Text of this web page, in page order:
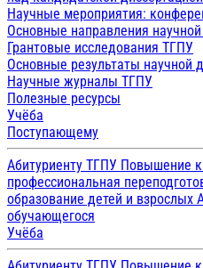
Научные мероприятия:
Основные направления научной
Грантовые исследования ТГПУ
Основные результаты научной
Научные журналы ТГПУ
Полезные ресурсы
Учёба
Поступающему
Абитуриенту ТГПУ Повышение
профессиональная
образование детей и взрослых
обучающегося
Учёба